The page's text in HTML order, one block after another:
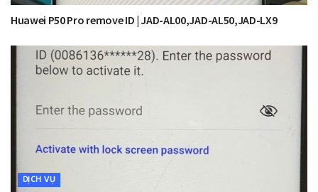
Huawei P50 Pro remove ID | JAD-AL00,JAD-AL50,JAD-LX9
DỊCH VỤ